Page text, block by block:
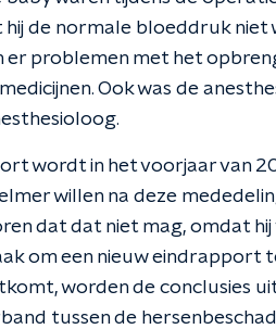
de normale bloeddruk niet
problemen met het
Ook was de
wordt in het voorjaar van
willen na deze
dat dat niet mag, omdat hij
om een nieuw eindrapport
worden de conclusies
tussen de